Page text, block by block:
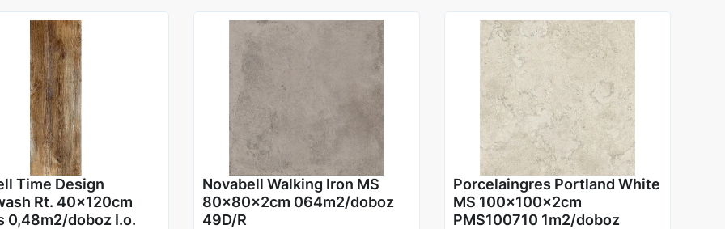
Time Design
Rt. 40x120cm
0,48m2/doboz I.o.
Novabell Walking Iron MS
80x80x2cm 064m2/doboz
49D/R
Porcelaingres Portland White
MS 100x100x2cm
PMS100710 1m2/doboz